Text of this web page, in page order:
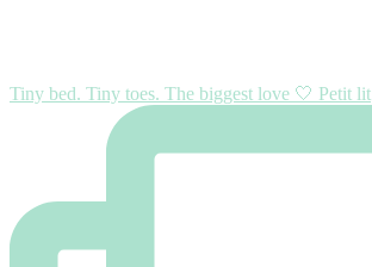
Tiny bed. Tiny toes. The biggest love 🤍 Petit lit